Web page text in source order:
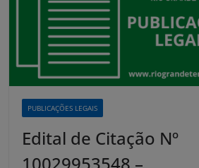
PUBLICAÇÕES LEGAIS
Edital de Citação Nº